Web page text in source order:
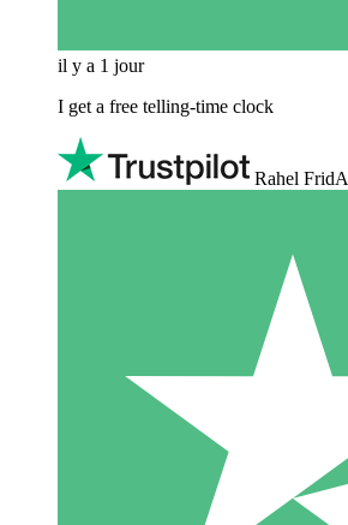
il y a 1 jour
I get a free telling-time clock
Rahel